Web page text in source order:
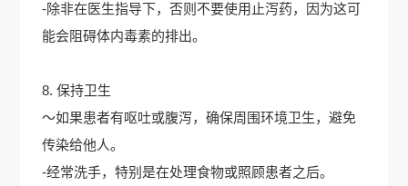
-除非在医生指导下，否则不要使用止泻药，因为这可
能会阻碍体内毒素的排出。
8. 保持卫生
～如果患者有呕吐或腹泻，确保周围环境卫生，避免
传染给他人。
-经常洗手，特别是在处理食物或照顾患者之后。